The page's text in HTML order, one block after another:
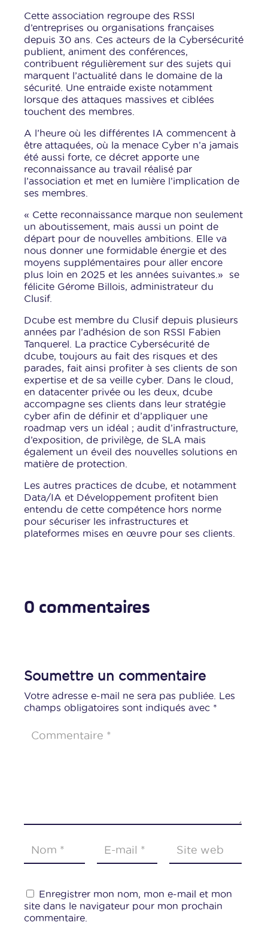
Cette association regroupe des RSSI
d’entreprises ou organisations françaises
depuis 30 ans. Ces acteurs de la Cybersécurité
publient, animent des conférences,
contribuent régulièrement sur des sujets qui
marquent l’actualité dans le domaine de la
sécurité. Une entraide existe notamment
lorsque des attaques massives et ciblées
touchent des membres.
A l’heure où les différentes IA commencent à
être attaquées, où la menace Cyber n’a jamais
été aussi forte, ce décret apporte une
reconnaissance au travail réalisé par
l’association et met en lumière l’implication de
ses membres.
« Cette reconnaissance marque non seulement
un aboutissement, mais aussi un point de
départ pour de nouvelles ambitions. Elle va
nous donner une formidable énergie et des
moyens supplémentaires pour aller encore
plus loin en 2025 et les années suivantes.» se
félicite Gérome Billois, administrateur du
Clusif.
Dcube est membre du Clusif depuis plusieurs
années par l’adhésion de son RSSI Fabien
Tanquerel. La practice Cybersécurité de
dcube, toujours au fait des risques et des
parades, fait ainsi profiter à ses clients de son
expertise et de sa veille cyber. Dans le cloud,
en datacenter privée ou les deux, dcube
accompagne ses clients dans leur stratégie
cyber afin de définir et d’appliquer une
roadmap vers un idéal ; audit d’infrastructure,
d’exposition, de privilège, de SLA mais
également un éveil des nouvelles solutions en
matière de protection.
Les autres practices de dcube, et notamment
Data/IA et Développement profitent bien
entendu de cette compétence hors norme
pour sécuriser les infrastructures et
plateformes mises en œuvre pour ses clients.
0 commentaires
Soumettre un commentaire
Votre adresse e-mail ne sera pas publiée. Les
champs obligatoires sont indiqués avec *
Enregistrer mon nom, mon e-mail et mon
site dans le navigateur pour mon prochain
commentaire.